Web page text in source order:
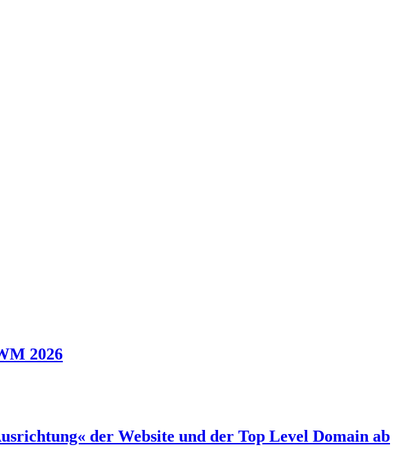
2026
der Website und der Top Level Domain ab